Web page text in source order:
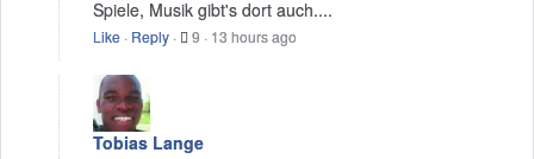
Spiele, Musik gibt's dort auch....
Like · Reply · 9 · 13 hours ago
Tobias Lange